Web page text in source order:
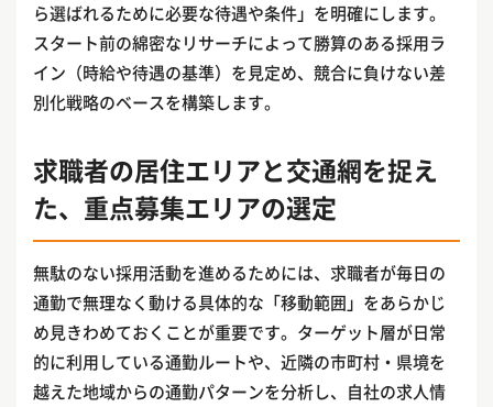
ら選ばれるために必要な待遇や条件」を明確にします。
スタート前の綿密なリサーチによって勝算のある採用ラ
イン（時給や待遇の基準）を見定め、競合に負けない差
別化戦略のベースを構築します。
求職者の居住エリアと交通網を捉え
た、重点募集エリアの選定
無駄のない採用活動を進めるためには、求職者が毎日の
通勤で無理なく動ける具体的な「移動範囲」をあらかじ
め見きわめておくことが重要です。ターゲット層が日常
的に利用している通勤ルートや、近隣の市町村・県境を
越えた地域からの通勤パターンを分析し、自社の求人情